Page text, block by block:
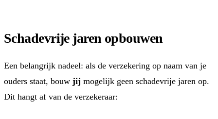
Schadevrije jaren opbouwen
Een belangrijk nadeel: als de verzekering op naam van je
ouders staat, bouw jij mogelijk geen schadevrije jaren op.
Dit hangt af van de verzekeraar: